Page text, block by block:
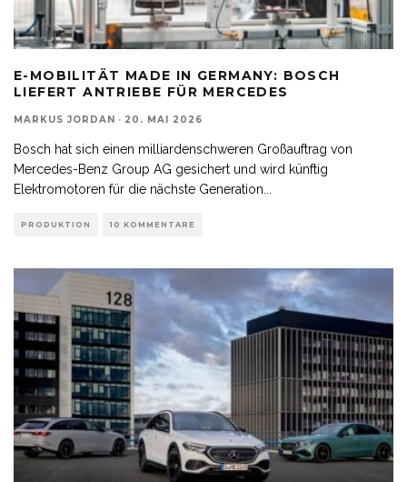
E-MOBILITÄT MADE IN GERMANY: BOSCH
LIEFERT ANTRIEBE FÜR MERCEDES
MARKUS JORDAN · 20. MAI 2026
Bosch hat sich einen milliardenschweren Großauftrag von
Mercedes-Benz Group AG gesichert und wird künftig
Elektromotoren für die nächste Generation...
PRODUKTION 10 KOMMENTARE